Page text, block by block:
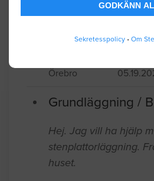
GODKÄNN
Sekretesspolicy • Om
Hjälp med att räta
ca. 20 meter
Örebro
Grundläggning /
Hej. Jag vill ha hjälp
stenplattorläggning.
huset.